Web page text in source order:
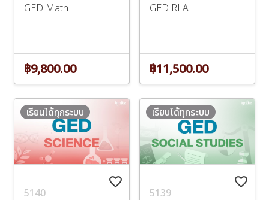
GED Math
฿9,800.00
GED RLA
฿11,500.00
favorite_border
5140
เรียนได้ทุกระบบ
favorite_border
5139
เรียนได้ทุกระบบ